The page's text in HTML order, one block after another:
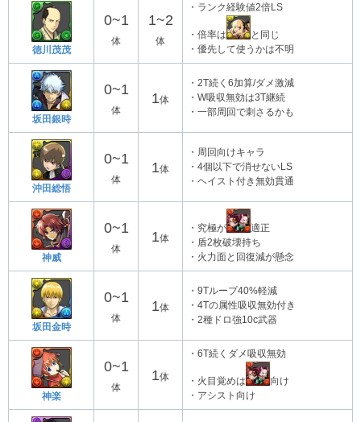
徳川茂茂
0~1
体
1~2
体
・ランク経験値2倍LS
・倍率は
と同じ
・優先して使うかは不明
坂田銀時
0~1
体
1体
・2T続く6加算/ダメ激減
・W吸収無効は3T継続
・一部周回で刺さるかも
沖田総悟
0~1
体
1体
・周回向けキャラ
・4個以下で消せないLS
・ヘイスト付き無効貫通
神威
0~1
体
1体
・究極が
適正
・盾2枚破壊持ち
・火力面と回復減が懸念
坂田金時
0~1
体
1体
・9Tループ40%軽減
・4Tの属性吸収無効付き
・2種ドロ強10c武器
神楽
0~1
体
1体
・6T続くダメ吸収無効
・火目覚めは
向け
・アシスト向け